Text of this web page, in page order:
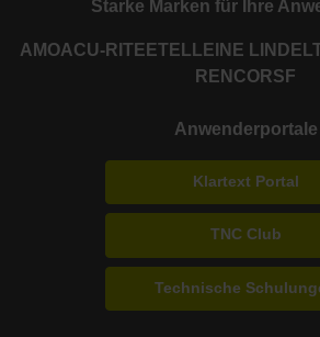
Starke Marken für Ihre
AMOACU-RITE ETEL LEINE LINDE
RENCORSF
Anwenderportale
Klartext Portal
TNC Club
Technische